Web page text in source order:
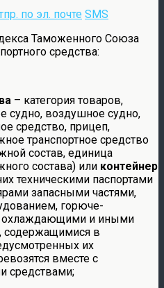
по эл. почте SMS
Таможенного Союза
средства:
– категория товаров,
воздушное судно,
средство, прицеп,
транспортное средство
состав, единица
состава) или контейнер
техническими паспортами
запасными частями,
горюче-
охлаждающими и иными
содержащимися в
их
вместе с
средствами;